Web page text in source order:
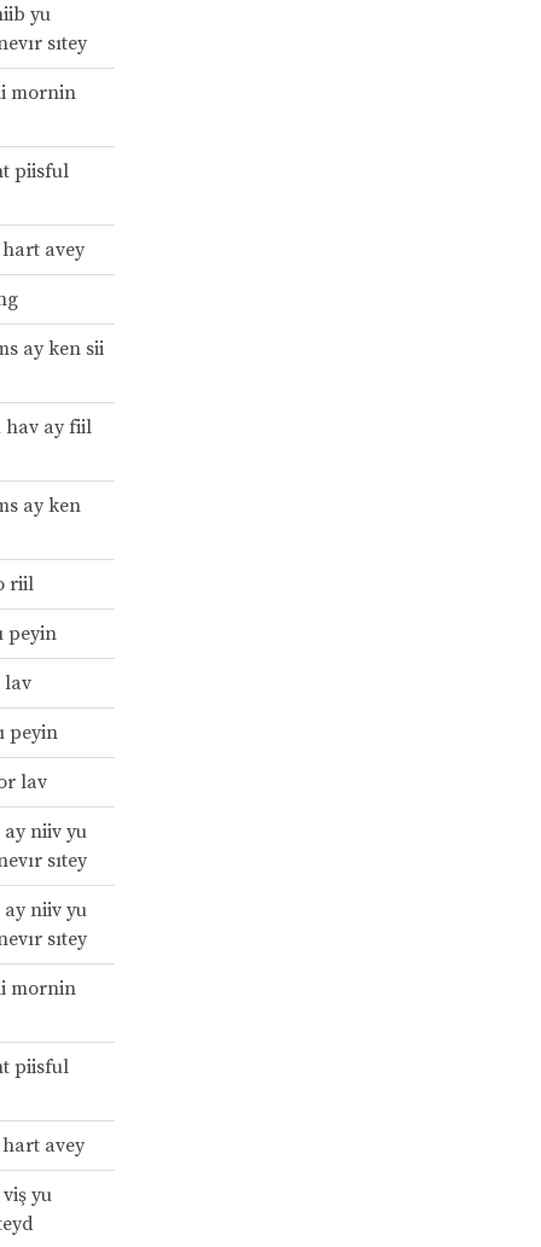
yu
sıtey
mornin
piisful
avey
ay ken sii
hav ay fiil
ay ken
riil
peyin
lav
peyin
lav
niiv yu
sıtey
niiv yu
sıtey
mornin
piisful
avey
yu